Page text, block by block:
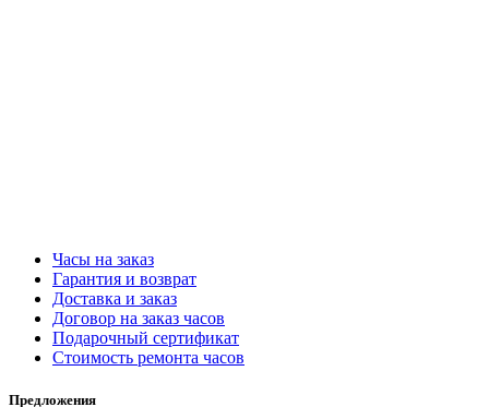
Часы на заказ
Гарантия и возврат
Доставка и заказ
Договор на заказ часов
Подарочный сертификат
Стоимость ремонта часов
Предложения